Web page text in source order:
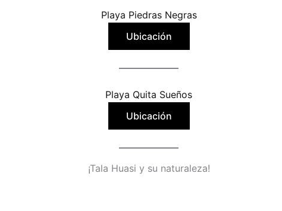
Playa Piedras Negras
Ubicación
Playa Quita Sueños
Ubicación
¡Tala Huasi y su naturaleza!